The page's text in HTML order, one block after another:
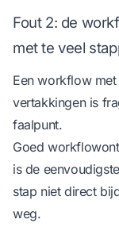
Fout 2: de
met te veel
Een workflow
vertakkingen is
faalpunt.
Goed
is de
stap niet direct
weg.